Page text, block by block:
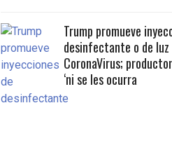
Trump promueve
desinfectante o de
CoronaVirus;
‘ni se les ocurra